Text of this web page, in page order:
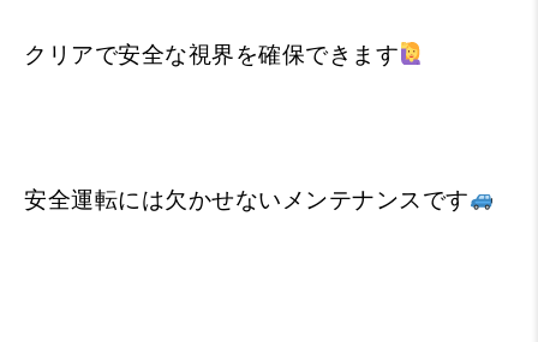
クリアで安全な視界を確保できます
安全運転には欠かせないメンテナンスです